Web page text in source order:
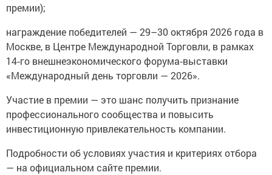
премии);
награждение победителей — 29–30 октября 2026 года в
Москве, в Центре Международной Торговли, в рамках
14‑го внешнеэкономического форума‑выставки
«Международный день торговли — 2026».
Участие в премии — это шанс получить признание
профессионального сообщества и повысить
инвестиционную привлекательность компании.
Подробности об условиях участия и критериях отбора
— на официальном сайте премии.